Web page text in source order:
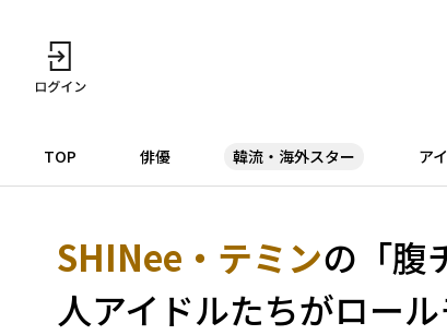
TOP 俳優 韓流・海外スター ア
SHINee・テミンの「腹
人アイドルたちがロー